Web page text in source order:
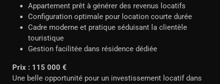
Appartement prêt à générer des revenus locatifs
Configuration optimale pour location courte durée
Cadre moderne et pratique séduisant la clientèle
touristique
Gestion facilitée dans résidence dédiée
Prix : 115 000 €
Une belle opportunité pour un investissement locatif dans